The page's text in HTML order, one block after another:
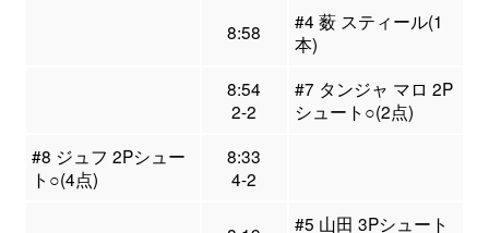
8:58
#4 薮 スティール(1
本)
8:54
2-2
#7 タンジャ マロ 2P
シュート○(2点)
#8 ジュフ 2Pシュー
ト○(4点)
8:33
4-2
#5 山田 3Pシュート